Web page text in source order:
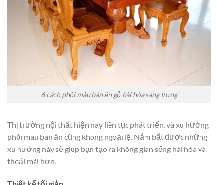
6 cách phối màu bàn ăn gỗ hài hòa sang trọng
Thị trường nội thất hiện nay liên tục phát triển, và xu hướng
phối màu bàn ăn cũng không ngoại lệ. Nắm bắt được những
xu hướng này sẽ giúp bạn tạo ra không gian sống hài hòa và
thoải mái hơn.